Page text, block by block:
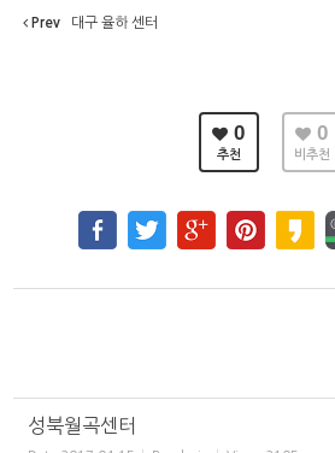
Prev 대구 율하 센터
0
추천
0
비추천
성북월곡센터